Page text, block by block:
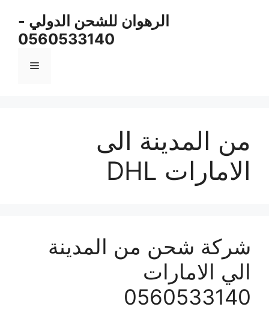
الرهوان للشحن الدولي -
0560533140
القائمة
من المدينة الى
الامارات DHL
شركة شحن من المدينة
الي الامارات
0560533140